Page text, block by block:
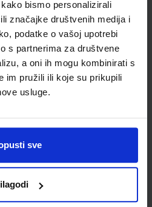
bismo personalizirali
značajke društvenih medija i
podatke o vašoj upotrebi
s partnerima za društvene
a oni ih mogu kombinirati s
im pružili ili koje su prikupili
usluge.
sve
prijava
informacije o novim
akcijama i drugim